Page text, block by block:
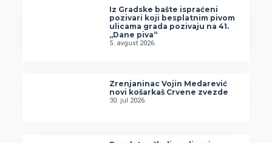
Iz Gradske bašte ispraćeni
pozivari koji besplatnim pivom
ulicama grada pozivaju na 41.
„Dane piva“
5. avgust 2026.
Zrenjaninac Vojin Medarević
novi košarkaš Crvene zvezde
30. jul 2026.